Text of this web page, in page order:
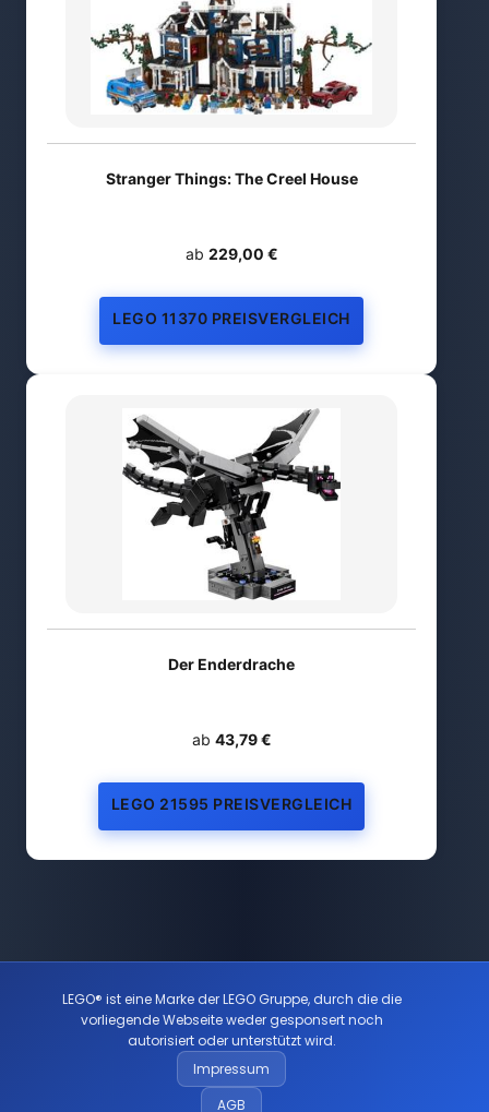
Stranger Things: The Creel House
ab 229,00 €
LEGO 11370 PREISVERGLEICH
Der Enderdrache
ab 43,79 €
LEGO 21595 PREISVERGLEICH
LEGO® ist eine Marke der LEGO Gruppe, durch die die
vorliegende Webseite weder gesponsert noch
autorisiert oder unterstützt wird.
Impressum
AGB